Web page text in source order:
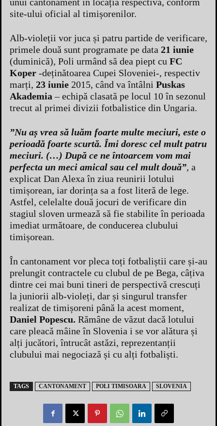
site-ului oficial al timișorenilor.
Alb-violeții vor juca și patru partide de verificare,
primele două sunt programate pe data 21 iunie
(duminică), Poli urmând să dea piept cu FC
Koper -deținătoarea Cupei Sloveniei-, respectiv
marți, 23 iunie 2015, când va întâlni Puskas
Akademia – echipă clasată pe locul 10 în sezonul
trecut al primei divizii fotbalistice din Ungaria.
”Nu aș vrea să luăm foarte multe meciuri, este o
perioadă foarte scurtă. Îmi doresc cel mult patru
meciuri. (…) După ce ne întoarcem vom mai
perfecta un meci amical sau cel mult două”, a
explicat Dan Alexa în ziua reunirii lotului
timișorean, iar dorința sa a fost literă de lege.
Astfel, celelalte două jocuri de verificare din
stagiul sloven urmează să fie stabilite în perioada
imediat următoare, de conducerea clubului
timișorean.
În cantonament vor pleca toți fotbaliștii care și-au
prelungit contractele cu clubul de pe Bega, câțiva
dintre cei mai buni tineri de perspectivă crescuți
la juniorii alb-violeți, dar și singurul transfer
realizat de timișoreni până la acest moment,
Daniel Popescu. Rămâne de văzut dacă lotului
care pleacă mâine în Slovenia i se vor alătura și
alți jucători, întrucât astăzi, reprezentanții
clubului mai negociază și cu alți fotbaliști.
TAGS CANTONAMENT POLI TIMISOARA SLOVENIA